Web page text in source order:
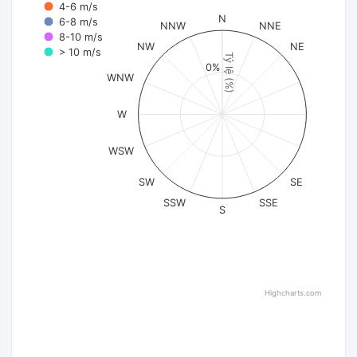
Tỷ lệ (%)
4-6 m/s
6-8 m/s
8-10 m/s
> 10 m/s
N
NNE
NE
SE
SSE
S
SSW
SW
WSW
W
WNW
NW
NNW
0%
Highcharts.com